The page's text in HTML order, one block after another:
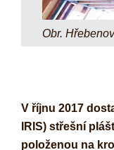
Obr.
V říjnu 2017
IRIS) střešní
položenou na